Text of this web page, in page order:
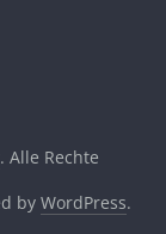
. Alle Rechte
by WordPress.